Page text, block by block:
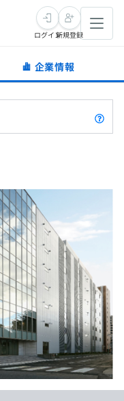
ログイン新規登録
企業情報